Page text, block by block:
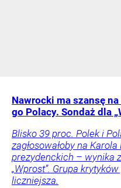
Nawrocki ma szansę
go Polacy. Sondaż dla
Blisko 39 proc. Polek i
zagłosowałoby na
prezydenckich – wynika
„Wprost”. Grupa
liczniejsza.